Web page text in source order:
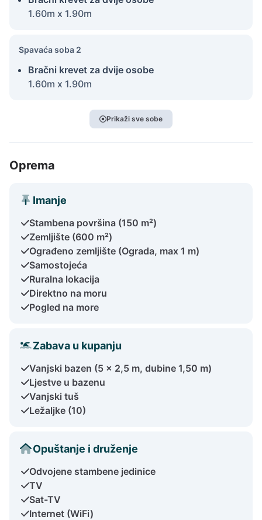
1.60m x 1.90m
Spavaća soba 2
Bračni krevet za dvije osobe
1.60m x 1.90m
Prikaži sve sobe
Oprema
Imanje
Stambena površina (150 m²)
Zemljište (600 m²)
Ograđeno zemljište (Ograda, max 1 m)
Samostojeća
Ruralna lokacija
Direktno na moru
Pogled na more
Zabava u kupanju
Vanjski bazen (5 x 2,5 m, dubine 1,50 m)
Ljestve u bazenu
Vanjski tuš
Ležaljke (10)
Opuštanje i druženje
Odvojene stambene jedinice
TV
Sat-TV
Internet (WiFi)